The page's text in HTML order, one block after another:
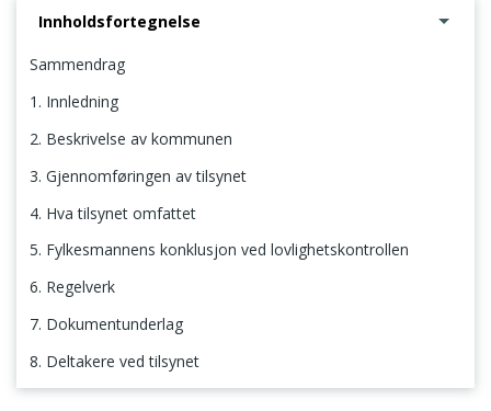
Innholdsfortegnelse
Sammendrag
1. Innledning
2. Beskrivelse av kommunen
3. Gjennomføringen av tilsynet
4. Hva tilsynet omfattet
5. Fylkesmannens konklusjon ved lovlighetskontrollen
6. Regelverk
7. Dokumentunderlag
8. Deltakere ved tilsynet